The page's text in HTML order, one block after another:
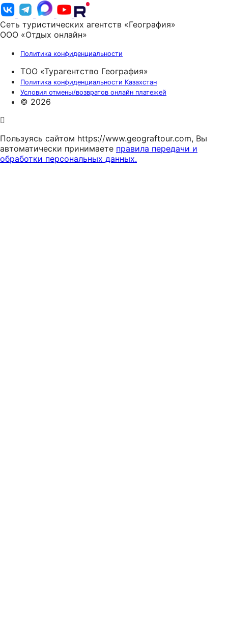
Сеть туристических агентств «География»
ООО «Отдых онлайн»
Политика конфиденциальности
ТОО «Турагентство География»
Политика конфиденциальности Казахстан
Условия отмены/возвратов онлайн платежей
© 2026
Пользуясь сайтом https://www.geograftour.com, Вы
автоматически принимаете правила передачи и
обработки персональных данных.